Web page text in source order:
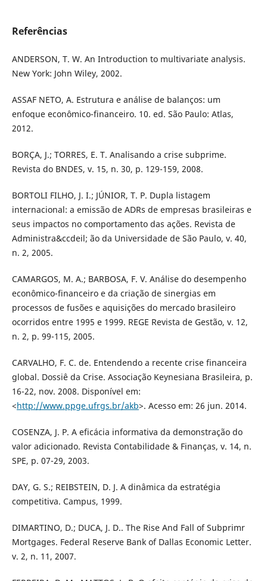
Referências
ANDERSON, T. W. An Introduction to multivariate analysis.
New York: John Wiley, 2002.
ASSAF NETO, A. Estrutura e análise de balanços: um
enfoque econômico-financeiro. 10. ed. São Paulo: Atlas,
2012.
BORÇA, J.; TORRES, E. T. Analisando a crise subprime.
Revista do BNDES, v. 15, n. 30, p. 129-159, 2008.
BORTOLI FILHO, J. I.; JÚNIOR, T. P. Dupla listagem
internacional: a emissão de ADRs de empresas brasileiras e
seus impactos no comportamento das ações. Revista de
Administra&ccdeil; ão da Universidade de São Paulo, v. 40,
n. 2, 2005.
CAMARGOS, M. A.; BARBOSA, F. V. Análise do desempenho
econômico-financeiro e da criação de sinergias em
processos de fusões e aquisições do mercado brasileiro
ocorridos entre 1995 e 1999. REGE Revista de Gestão, v. 12,
n. 2, p. 99-115, 2005.
CARVALHO, F. C. de. Entendendo a recente crise financeira
global. Dossiê da Crise. Associação Keynesiana Brasileira, p.
16-22, nov. 2008. Disponível em:
<http://www.ppge.ufrgs.br/akb>. Acesso em: 26 jun. 2014.
COSENZA, J. P. A eficácia informativa da demonstração do
valor adicionado. Revista Contabilidade & Finanças, v. 14, n.
SPE, p. 07-29, 2003.
DAY, G. S.; REIBSTEIN, D. J. A dinâmica da estratégia
competitiva. Campus, 1999.
DIMARTINO, D.; DUCA, J. D.. The Rise And Fall of Subprimr
Mortgages. Federal Reserve Bank of Dallas Economic Letter.
v. 2, n. 11, 2007.